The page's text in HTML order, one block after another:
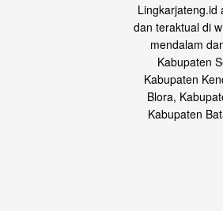
Lingkarjateng.id
dan teraktual di
mendalam
Kabupaten
Kabupaten
Blora,
Kabupaten